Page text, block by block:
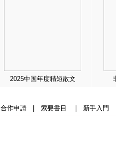
2025中国年度精短散文
合作申請| 索要書目 新手入門